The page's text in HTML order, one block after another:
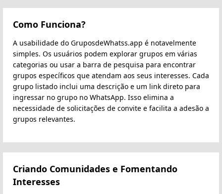
Como Funciona?
A usabilidade do GruposdeWhatss.app é notavelmente
simples. Os usuários podem explorar grupos em várias
categorias ou usar a barra de pesquisa para encontrar
grupos específicos que atendam aos seus interesses. Cada
grupo listado inclui uma descrição e um link direto para
ingressar no grupo no WhatsApp. Isso elimina a
necessidade de solicitações de convite e facilita a adesão a
grupos relevantes.
Criando Comunidades e Fomentando
Interesses